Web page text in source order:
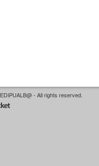
- All rights reserved.